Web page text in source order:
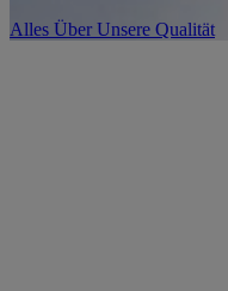
Alles Über Unsere Qualität